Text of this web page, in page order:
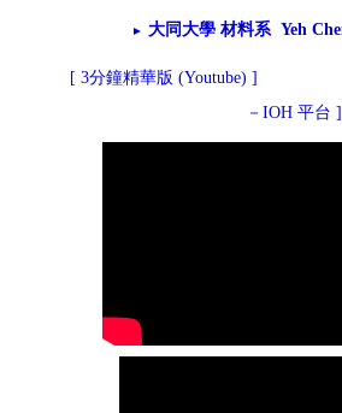
► 大同大學 材料系 Yeh
[ 3分鐘精華版 (Youtube) ]
－IOH 平台 ]